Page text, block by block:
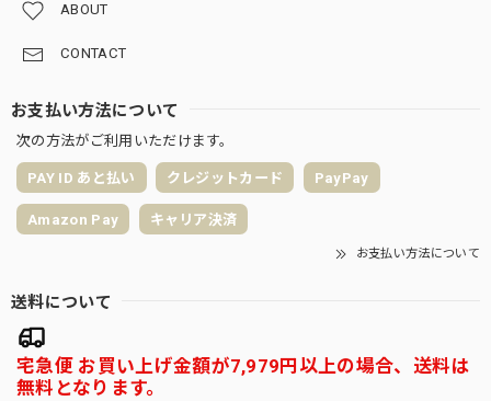
ABOUT
CONTACT
お支払い方法について
次の方法がご利用いただけます。
PAY ID あと払い クレジットカード PayPay
Amazon Pay キャリア決済
お支払い方法について
送料について
宅急便 お買い上げ金額が7,979円以上の場合、送料は
無料となります。